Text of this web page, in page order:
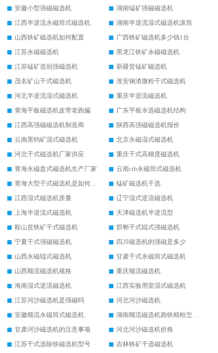
安徽小型强磁磁选机
湖南锰矿强磁磁选机
江西半逆流永磁筒式磁选机
湖南半逆流湿式磁选机滚筒
山西铁矿磁选机如何配置
广西铁矿磁选机多少钱1台
江苏永磁磁选机
黑龙江铁矿永磁磁选机
江苏锰矿选别强磁选机
新疆贫锰矿磁选机
茂名矿山干式磁选机
淮安钢渣微粉干式磁选机
河北半逆流湿式磁选机
重庆半逆流磁选机
青海平板磁选机皮带老跑偏
广东平板水选磁选机结构
江西高强磁磁选机制造商
陕西高强磁磁选机报价
云南黑钨矿湿式磁选机
北京永磁湿式磁选机
河北干式磁选机厂家供应
重庆干式高梯度磁选机
青海永磁盘式磁选机生产厂家
云南ctb永磁筒式磁选机
青海大型干式磁选机是如何选矿的
锰矿磁选机干选
江西湿式磁选机质量
辽宁湿式逆流磁选机
上海半逆流式磁选机
天津磁选机半逆流型
鞍山贫铁矿干式磁选机
邯郸干式辊式强磁选机
宁夏干式强磁磁选机
四川磁选机的强磁是多少
山西永磁辊式磁选机
甘肃干式永磁筒式磁选机
山西顺流磁选机规格
重庆顺流磁选机
海南湿式逆流磁选机
江西实验用室湿式磁选机
江苏河沙磁选机是强磁吗
河北河沙磁选机
安徽顺流永磁筒式磁选机
湖南顺流磁选机跑铁精粉怎么处理
甘肃河沙磁选机的注意事项
河北河沙磁选机价格
江苏干式选除铁磁选机型号
吉林铁矿干选磁选机